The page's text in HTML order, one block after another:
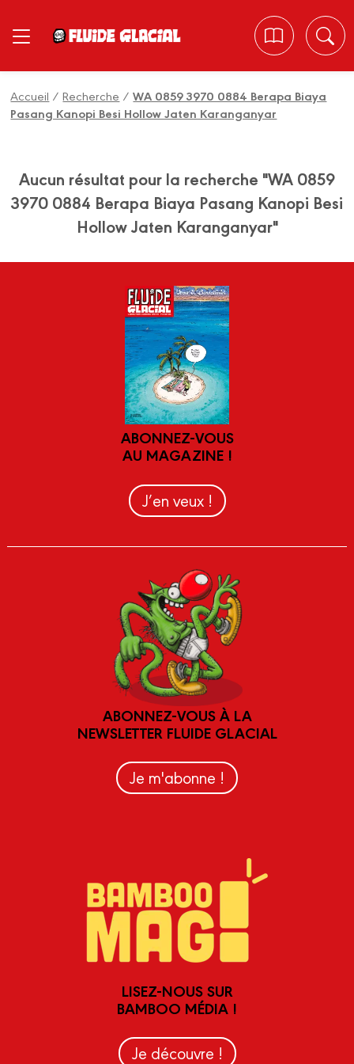
Accueil /Recherche /WA 0859 3970 0884 Berapa Biaya
Pasang Kanopi Besi Hollow Jaten Karanganyar
Aucun résultat pour la recherche "WA 0859
3970 0884 Berapa Biaya Pasang Kanopi Besi
Hollow Jaten Karanganyar"
ABONNEZ-VOUS
AU MAGAZINE !
J’en veux !
ABONNEZ-VOUS À LA
NEWSLETTER FLUIDE GLACIAL
Je m'abonne !
LISEZ-NOUS SUR
BAMBOO MÉDIA !
Je découvre !